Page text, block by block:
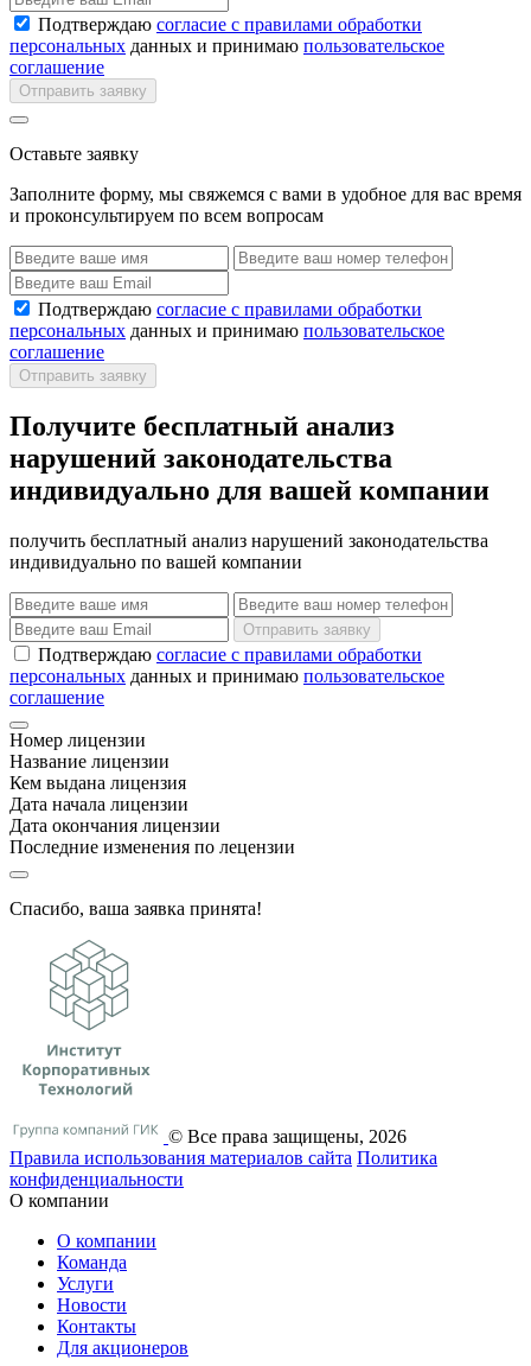
Подтверждаю согласие с правилами обработки
персональных данных и принимаю пользовательское
соглашение
Отправить заявку
Оставьте заявку
Заполните форму, мы свяжемся с вами в удобное для вас время
и проконсультируем по всем вопросам
Подтверждаю согласие с правилами обработки
персональных данных и принимаю пользовательское
соглашение
Отправить заявку
Получите бесплатный анализ
нарушений законодательства
индивидуально для вашей компании
получить бесплатный анализ нарушений законодательства
индивидуально по вашей компании
Отправить заявку
Подтверждаю согласие с правилами обработки
персональных данных и принимаю пользовательское
соглашение
Номер лицензии
Название лицензии
Кем выдана лицензия
Дата начала лицензии
Дата окончания лицензии
Последние изменения по лецензии
Спасибо, ваша заявка принята!
© Все права защищены, 2026
Правила использования материалов сайта Политика
конфиденциальности
О компании
О компании
Команда
Услуги
Новости
Контакты
Для акционеров